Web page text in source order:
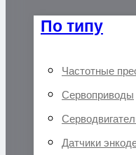
По типу
Частотные
Сервоприводы
Датчики